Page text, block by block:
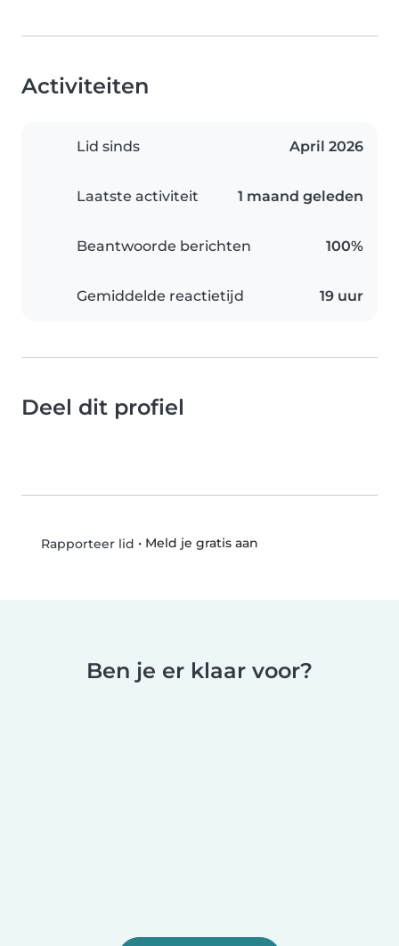
Activiteiten
Lid sinds April 2026
Laatste activiteit 1 maand geleden
Beantwoorde berichten 100%
Gemiddelde reactietijd 19 uur
Deel dit profiel
Rapporteer lid • Meld je gratis aan
Ben je er klaar voor?